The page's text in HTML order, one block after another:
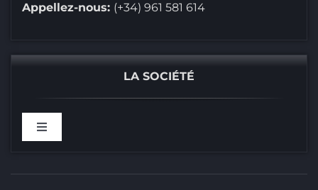
Appellez-nous: (+34) 961 581 614
LA SOCIÉTÉ
Toggle